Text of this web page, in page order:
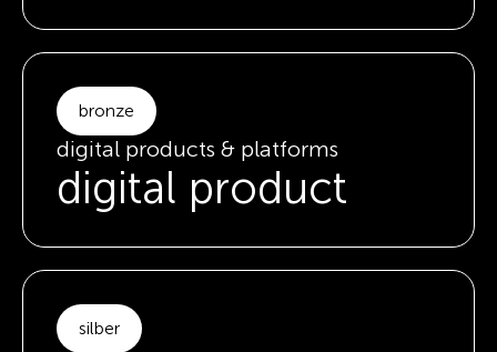
bronze
digital products & platforms
digital product
silber